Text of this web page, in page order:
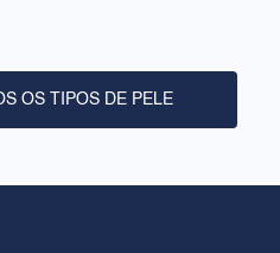
OS TIPOS DE PELE